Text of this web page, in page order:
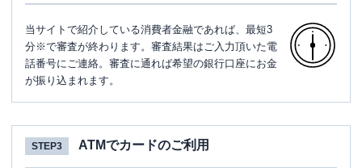
当サイトで紹介している消費者金融であれば、最短3
分※で審査が終わります。審査結果はご入力頂いた電
話番号にご連絡。審査に通れば希望の銀行口座にお金
が振り込まれます。
STEP3 ATMでカードのご利用